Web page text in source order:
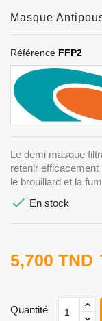
Masque
Référence FFP2
Le demi masque
retenir
le brouillard et la
 En stock
5,700 TND
Quantité